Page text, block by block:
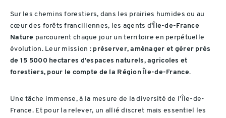
Sur les chemins forestiers, dans les prairies humides ou au
cœur des forêts franciliennes, les agents d’Île-de-France
Nature parcourent chaque jour un territoire en perpétuelle
évolution. Leur mission : préserver, aménager et gérer près
de 15 5000 hectares d’espaces naturels, agricoles et
forestiers, pour le compte de la Région Île-de-France.
Une tâche immense, à la mesure de la diversité de l’Île-de-
France. Et pour la relever, un allié discret mais essentiel les